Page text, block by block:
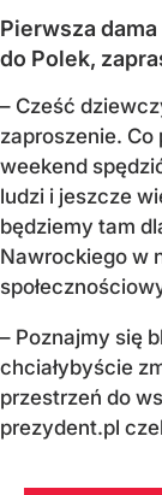
Pierwsza
do Polek,
– Cześć
zaproszenie. Co
weekend
ludzi i jeszcze
będziemy tam
Nawrockiego w
– Poznajmy się
chciałybyście
przestrzeń do
prezydent.pl